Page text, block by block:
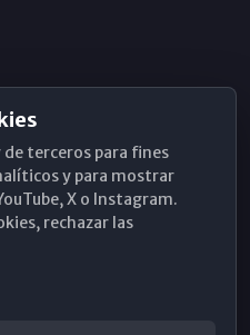
terceros para fines
y para mostrar
X o Instagram.
rechazar las